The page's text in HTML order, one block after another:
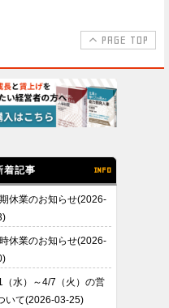
PAGE TOP
着記事 INFO
休業のお知らせ(2026-
休業のお知らせ(2026-
（水）～4/7（火）の営
いて(2026-03-25)